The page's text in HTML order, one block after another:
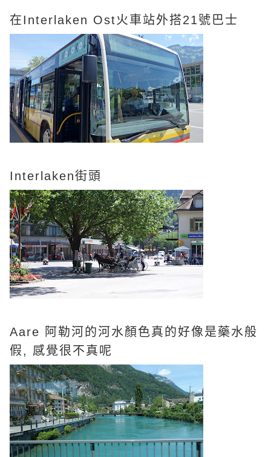
在Interlaken Ost火車站外搭21號巴士
Interlaken街頭
Aare 阿勒河的河水顏色真的好像是藥水般
假, 感覺很不真呢